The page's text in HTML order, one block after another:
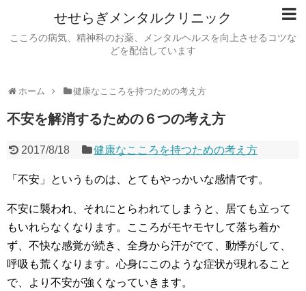
せせらぎメンタルクリニック
こころの病気、精神科のお薬、メンタルヘルスを向上させるコツな
どを配信しています
ホーム 健康なこころを持つための考え方
不安を解消するための６つの考え方
2017/8/18 健康なこころを持つための考え方
「不安」というものは、とてもやっかいな感情です。
不安に襲われ、それにとらわれてしまうと、居ても立って
もいれらなくなります。こころがモヤモヤして落ち着か
ず、不快な感覚が続き、全身から汗がでて、動悸がして、
呼吸も荒くなります。心身にこのような症状が現れること
で、より不安が強くなっていきます。